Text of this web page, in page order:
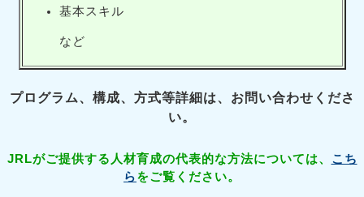
基本スキル
など
プログラム、構成、方式等詳細は、お問い合わせくださ
い。
JRLがご提供する人材育成の代表的な方法については、 こち
らをご覧ください。